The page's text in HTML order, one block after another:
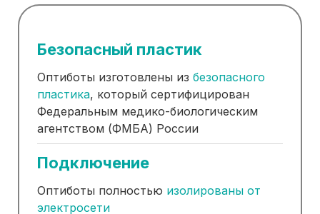
Безопасный пластик
Оптиботы изготовлены из безопасного
пластика, который сертифицирован
Федеральным медико-биологическим
агентством (ФМБА) России
Подключение
Оптиботы полностью изолированы от
электросети